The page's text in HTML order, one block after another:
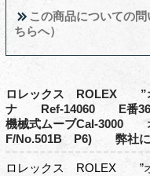
この商品についての問
ちらへ）
ロレックス ROLEX ”
ナ Ref-14060 E
機械式ムーブCal-3000
F/No.501B P6) 弊社に
ロレックス ROLEX ”